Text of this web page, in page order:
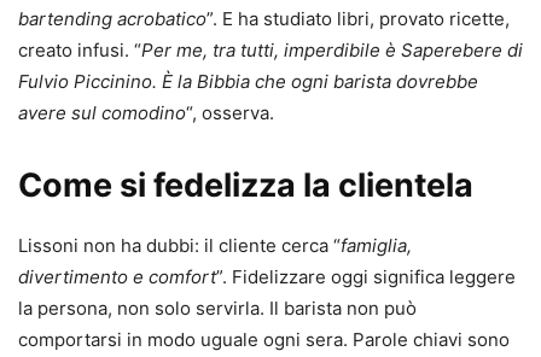
bartending acrobatico”. E ha studiato libri, provato ricette,
creato infusi. “Per me, tra tutti, imperdibile è Saperebere di
Fulvio Piccinino. È la Bibbia che ogni barista dovrebbe
avere sul comodino“, osserva.
Come si fedelizza la clientela
Lissoni non ha dubbi: il cliente cerca “famiglia,
divertimento e comfort”. Fidelizzare oggi significa leggere
la persona, non solo servirla. Il barista non può
comportarsi in modo uguale ogni sera. Parole chiavi sono